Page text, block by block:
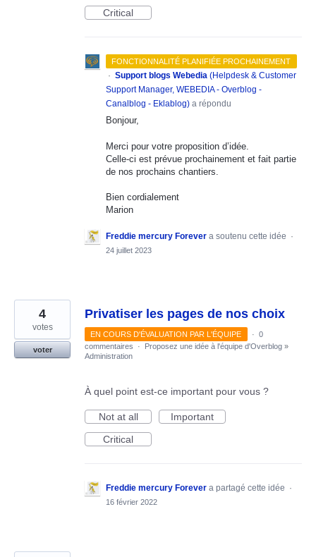
Critical
FONCTIONNALITÉ PLANIFIÉE PROCHAINEMENT
· Support blogs Webedia (Helpdesk & Customer
Support Manager, WEBEDIA - Overblog -
Canalblog - Eklablog) a répondu
Bonjour,
Merci pour votre proposition d’idée.
Celle-ci est prévue prochainement et fait partie
de nos prochains chantiers.
Bien cordialement
Marion
Freddie mercury Forever a soutenu cette idée ·
24 juillet 2023
Privatiser les pages de nos choix
4
votes
voter
EN COURS D'ÉVALUATION PAR L'ÉQUIPE · 0
commentaires
· Proposez une idée à l'équipe d'Overblog »
Administration
À quel point est-ce important pour vous ?
Not at all
Important
Critical
Freddie mercury Forever a partagé cette idée ·
16 février 2022